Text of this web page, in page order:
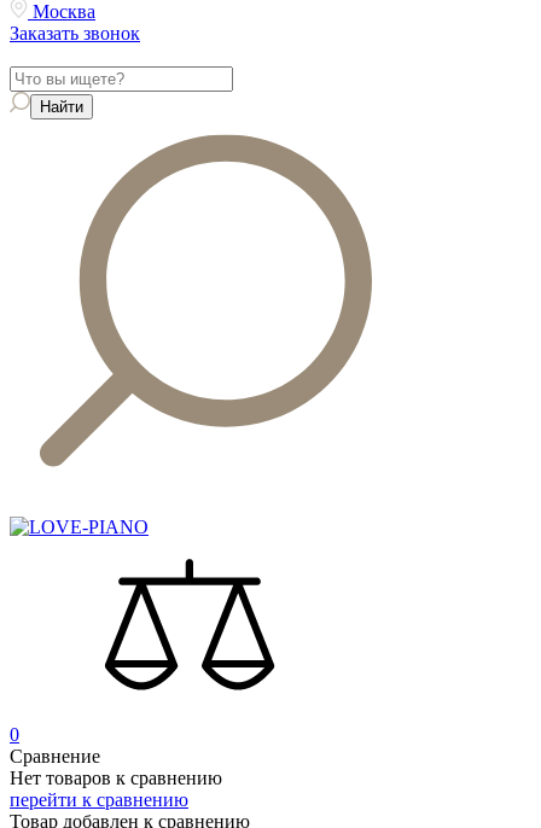
Москва
Заказать звонок
0
Сравнение
Нет товаров к сравнению
перейти к сравнению
Товар добавлен к сравнению